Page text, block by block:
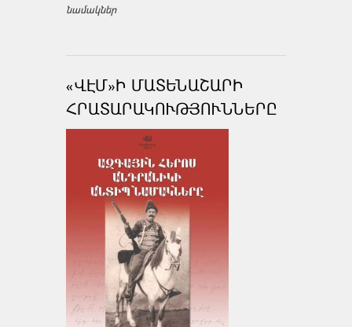
նամակներ
«ՎԷՄ»Ի ՄԱՏԵՆԱՇԱՐԻ
ՀՐԱՏԱՐԱԿՈՒԹՅՈՒՆՆԵՐԸ